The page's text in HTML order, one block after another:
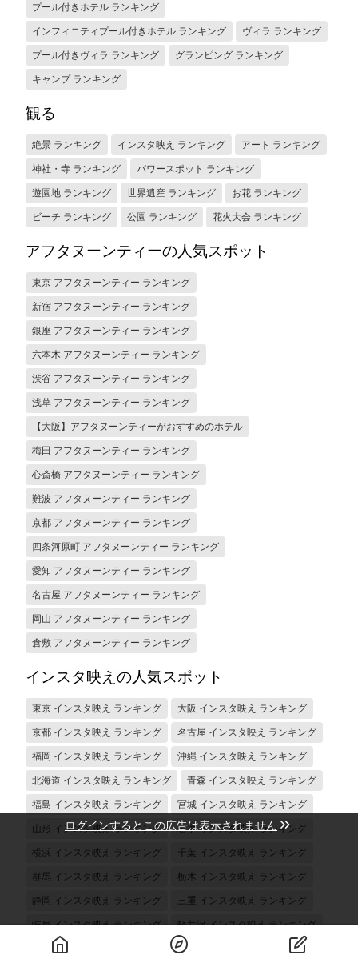
プール付きホテル ランキング
インフィニティプール付きホテル ランキング ヴィラ ランキング
プール付きヴィラ ランキング グランピング ランキング
キャンプ ランキング
観る
絶景 ランキング インスタ映え ランキング アート ランキング
神社・寺 ランキング パワースポット ランキング
遊園地 ランキング 世界遺産 ランキング お花 ランキング
ビーチ ランキング 公園 ランキング 花火大会 ランキング
アフタヌーンティーの人気スポット
東京 アフタヌーンティー ランキング
新宿 アフタヌーンティー ランキング
銀座 アフタヌーンティー ランキング
六本木 アフタヌーンティー ランキング
渋谷 アフタヌーンティー ランキング
浅草 アフタヌーンティー ランキング
【大阪】アフタヌーンティーがおすすめのホテル
梅田 アフタヌーンティー ランキング
心斎橋 アフタヌーンティー ランキング
難波 アフタヌーンティー ランキング
京都 アフタヌーンティー ランキング
四条河原町 アフタヌーンティー ランキング
愛知 アフタヌーンティー ランキング
名古屋 アフタヌーンティー ランキング
岡山 アフタヌーンティー ランキング
倉敷 アフタヌーンティー ランキング
インスタ映えの人気スポット
東京 インスタ映え ランキング 大阪 インスタ映え ランキング
京都 インスタ映え ランキング 名古屋 インスタ映え ランキング
福岡 インスタ映え ランキング 沖縄 インスタ映え ランキング
北海道 インスタ映え ランキング 青森 インスタ映え ランキング
福島 インスタ映え ランキング 宮城 インスタ映え ランキング
山形 インスタ映え ランキング 岩手 インスタ映え ランキング
横浜 インスタ映え ランキング 千葉 インスタ映え ランキング
群馬 インスタ映え ランキング 栃木 インスタ映え ランキング
静岡 インスタ映え ランキング 三重 インスタ映え ランキング
岐阜 インスタ映え ランキング 軽井沢 インスタ映え ランキング
山梨 インスタ映え ランキング 新潟 インスタ映え ランキング
ログインするとこの広告は表示されません